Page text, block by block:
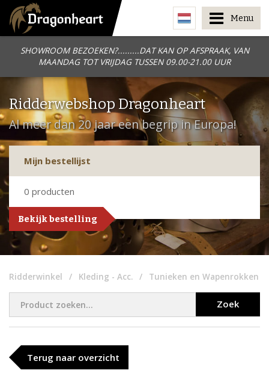
SHOWROOM BEZOEKEN?.........DAT KAN OP AFSPRAAK, VAN
MAANDAG TOT VRIJDAG TUSSEN 09.00-21.00 UUR
Menu
Ridderwebshop Dragonheart
Al meer dan 20 jaar een begrip in Europa!
Mijn bestellijst
0 producten
Bekijk bestelling
Ridderwinkel Kleding - Acc. Tunieken en Wapenrokken
Zoek
Terug naar overzicht